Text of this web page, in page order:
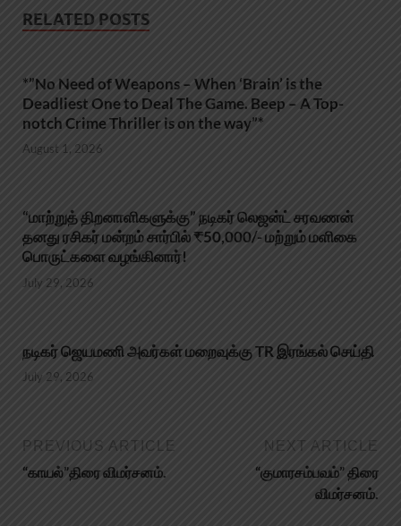
RELATED POSTS
*”No Need of Weapons – When ‘Brain’ is the
Deadliest One to Deal The Game. Beep – A Top-
notch Crime Thriller is on the way”*
August 1, 2026
“மாற்றுத் திறனாளிகளுக்கு” நடிகர் லெஜன்ட் சரவணன்
தனது ரசிகர் மன்றம் சார்பில் ₹50,000/- மற்றும் மளிகை
பொருட்களை வழங்கினார்!
July 29, 2026
நடிகர் ஜெயமணி அவர்கள் மறைவுக்கு TR இரங்கல் செய்தி
July 29, 2026
PREVIOUS ARTICLE
“காயல்”திரை விமர்சனம்.
NEXT ARTICLE
“குமாரசம்பவம்” திரை
விமர்சனம்.